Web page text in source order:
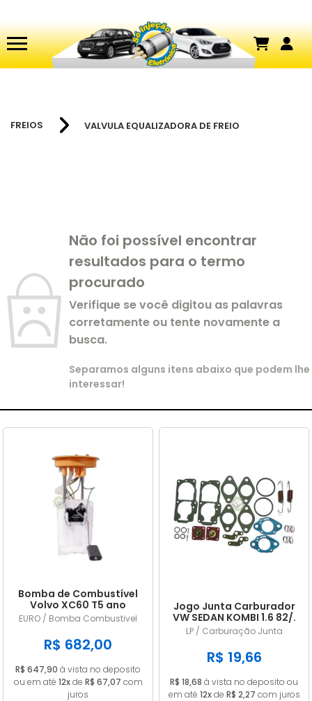
FREIOS VALVULA EQUALIZADORA DE FREIO
Não foi possível encontrar
resultados para o termo
procurado
Verifique se você digitou as palavras
corretamente ou tente novamente a
busca.
Separamos alguns itens abaixo que podem lhe
interessar!
Bomba de Combustível
Volvo XC60 T5 ano
2015/... em diante
A2C53325536
EURO / Bomba Combustivel
R$ 682,00
R$ 647,90 à vista no deposito
ou em até 12xde R$ 67,07 com
juros
Jogo Junta Carburador
VW SEDAN KOMBI 1.6 82/.
CARB 32 PDSIT ALCOOL
LP / Carburação Junta
R$ 19,66
R$ 18,68 à vista no deposito ou
em até 12xde R$ 2,27 com juros